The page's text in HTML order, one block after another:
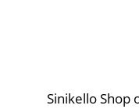
Sinikello Shop